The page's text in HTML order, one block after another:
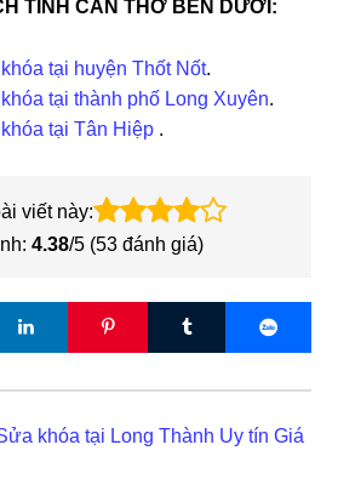
TỈNH CẦN THƠ BÊN DƯỚI:
tại huyện Thốt Nốt.
tại thành phố Long Xuyên.
tại Tân Hiệp .
viết này:
4.38/5 (53 đánh giá)
khóa tại Long Thành Uy tín Giá